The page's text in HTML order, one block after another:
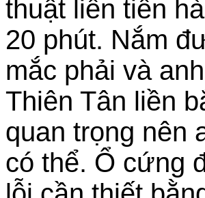
thuật liền tiến
20 phút. Nắm
mắc phải và
Thiên Tân liền
quan trọng nên
có thể. Ổ cứng